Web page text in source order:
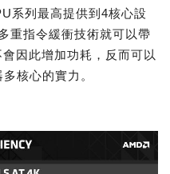
系列最高提供到4核心設
重指令緩衝技術就可以帶
因此增加功耗，反而可以
核心的實力。